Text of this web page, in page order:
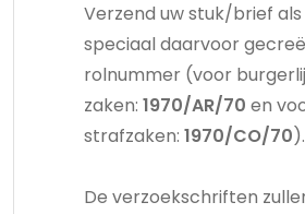
Verzend uw stuk/brief als
speciaal daarvoor
rolnummer (voor
zaken: 1970/AR/70 en
strafzaken: 1970/CO/70).
De verzoekschriften